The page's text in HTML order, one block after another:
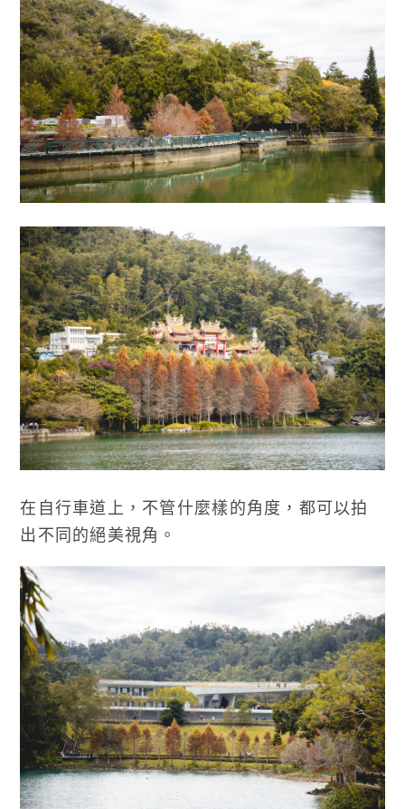
在自行車道上，不管什麼樣的角度，都可以拍
出不同的絕美視角。